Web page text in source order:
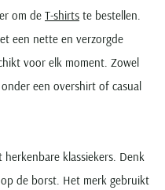
om de T-shirts te bestellen.
een nette en verzorgde
voor elk moment. Zowel
een overshirt of casual
klassiekers. Denk
de borst. Het merk gebruikt